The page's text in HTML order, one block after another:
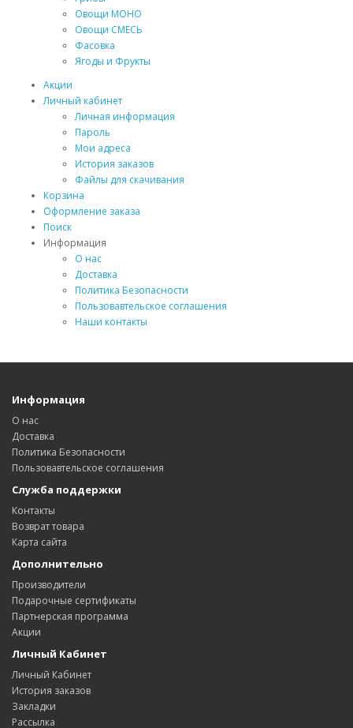
Овощи МОНО
Овощи СМЕСЬ
Фасовка
Ягоды и Фрукты
Акции
Личный кабинет
Личная информация
Пароль
Мои адреса
История заказов
Файлы для скачивания
Корзина
Оформление заказа
Поиск
Информация
О нас
Доставка
Политика Безопасности
Пользовавтельское соглашения
Наши контакты
Информация
О нас
Доставка
Политика Безопасности
Пользовавтельское соглашения
Служба поддержки
Контакты
Возврат товара
Карта сайта
Дополнительно
Производители
Подарочные сертификаты
Партнерская программа
Акции
Личный Кабинет
Личный Кабинет
История заказов
Закладки
Рассылка